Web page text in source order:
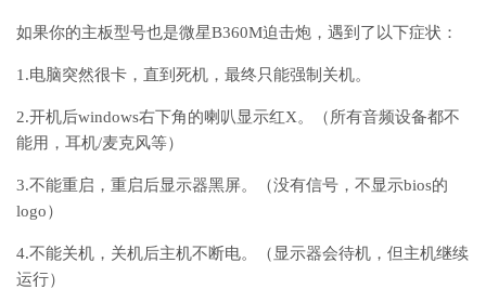
如果你的主板型号也是微星B360M迫击炮，遇到了以下症状：
1.电脑突然很卡，直到死机，最终只能强制关机。
2.开机后windows右下角的喇叭显示红X。（所有音频设备都不
能用，耳机/麦克风等）
3.不能重启，重启后显示器黑屏。（没有信号，不显示bios的
logo）
4.不能关机，关机后主机不断电。（显示器会待机，但主机继续
运行）